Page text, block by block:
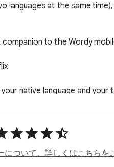
languages at the same
to the Wordy
native language and
languages at once)
について、詳しくはこちらを